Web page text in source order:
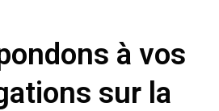
à vos
sur la